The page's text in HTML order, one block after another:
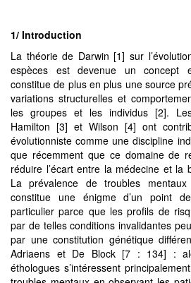
1/ Introduction
La théorie de Darwin [1] sur
espèces est devenue un concept
constitue de plus en plus une source
variations structurelles et
les groupes et les individus [2].
Hamilton [3] et Wilson [4] ont
évolutionniste comme une discipline
que récemment que ce domaine de
réduire l’écart entre la médecine et la
La prévalence de troubles
constitue une énigme d’un point
particulier parce que les profils de
par de telles conditions invalidantes
par une constitution génétique
Adriaens et De Block [7 : 134] :
éthologues s’intéressent